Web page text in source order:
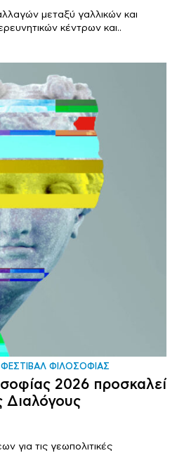
μεταξύ γαλλικών και
κέντρων και..
ΦΕΣΤΙΒΑΛ ΦΙΛΟΣΟΦΙΑΣ
2026 προσκαλεί
Διαλόγους
για τις γεωπολιτικές